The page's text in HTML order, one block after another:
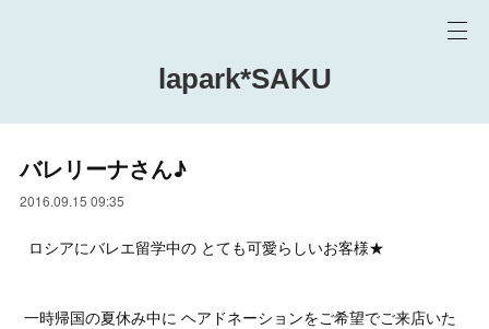
lapark*SAKU
バレリーナさん♪
2016.09.15 09:35
ロシアにバレエ留学中の とても可愛らしいお客様★
一時帰国の夏休み中に ヘアドネーションをご希望でご来店いた